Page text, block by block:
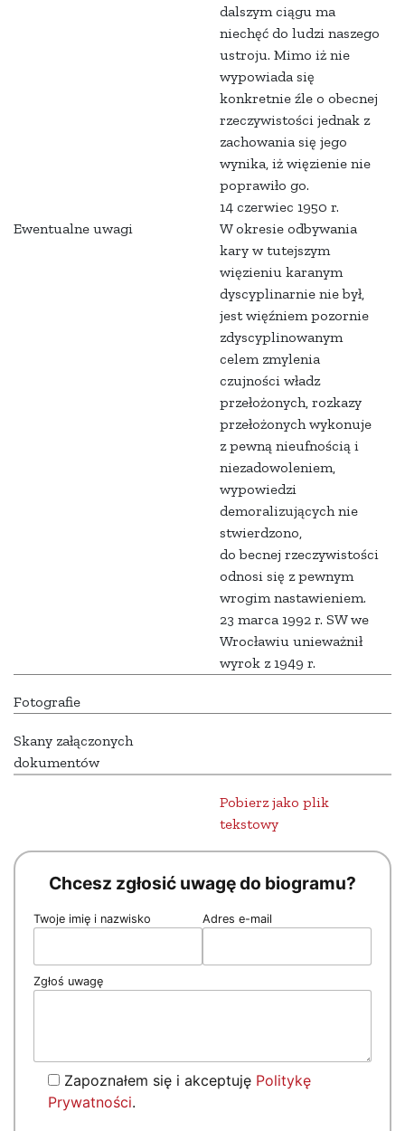
Ewentualne uwagi
dalszym ciągu ma
niechęć do ludzi naszego
ustroju. Mimo iż nie
wypowiada się
konkretnie źle o obecnej
rzeczywistości jednak z
zachowania się jego
wynika, iż więzienie nie
poprawiło go.
14 czerwiec 1950 r.
W okresie odbywania
kary w tutejszym
więzieniu karanym
dyscyplinarnie nie był,
jest więźniem pozornie
zdyscyplinowanym
celem zmylenia
czujności władz
przełożonych, rozkazy
przełożonych wykonuje
z pewną nieufnością i
niezadowoleniem,
wypowiedzi
demoralizujących nie
stwierdzono,
do becnej rzeczywistości
odnosi się z pewnym
wrogim nastawieniem.
23 marca 1992 r. SW we
Wrocławiu unieważnił
wyrok z 1949 r.
Fotografie
Skany załączonych
dokumentów
Pobierz jako plik
tekstowy
Chcesz zgłosić uwagę do biogramu?
Twoje imię i nazwisko Adres e-mail
Zgłoś uwagę
Zapoznałem się i akceptuję Politykę
Prywatności.